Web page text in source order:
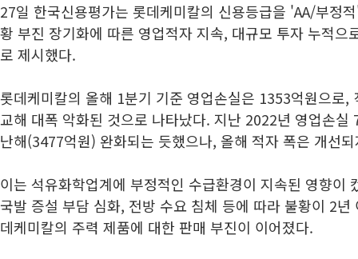
27일 한국신용평가는 롯데케미칼의 신용등급을 'AA/부정
황 부진 장기화에 따른 영업적자 지속, 대규모 투자 누적으
로 제시했다.
롯데케미칼의 올해 1분기 기준 영업손실은 1353억원으로,
교해 대폭 악화된 것으로 나타났다. 지난 2022년 영업손실
난해(3477억원) 완화되는 듯했으나, 올해 적자 폭은 개선
이는 석유화학업계에 부정적인 수급환경이 지속된 영향이
국발 증설 부담 심화, 전방 수요 침체 등에 따라 불황이 2
데케미칼의 주력 제품에 대한 판매 부진이 이어졌다.